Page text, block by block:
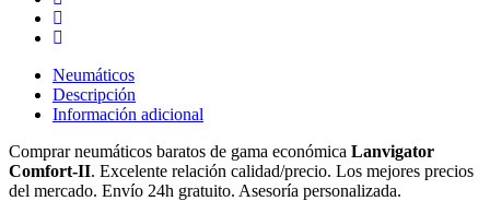
Neumáticos
Descripción
Información adicional
Comprar neumáticos baratos de gama económica Lanvigator
Comfort-II. Excelente relación calidad/precio. Los mejores precios
del mercado. Envío 24h gratuito. Asesoría personalizada.